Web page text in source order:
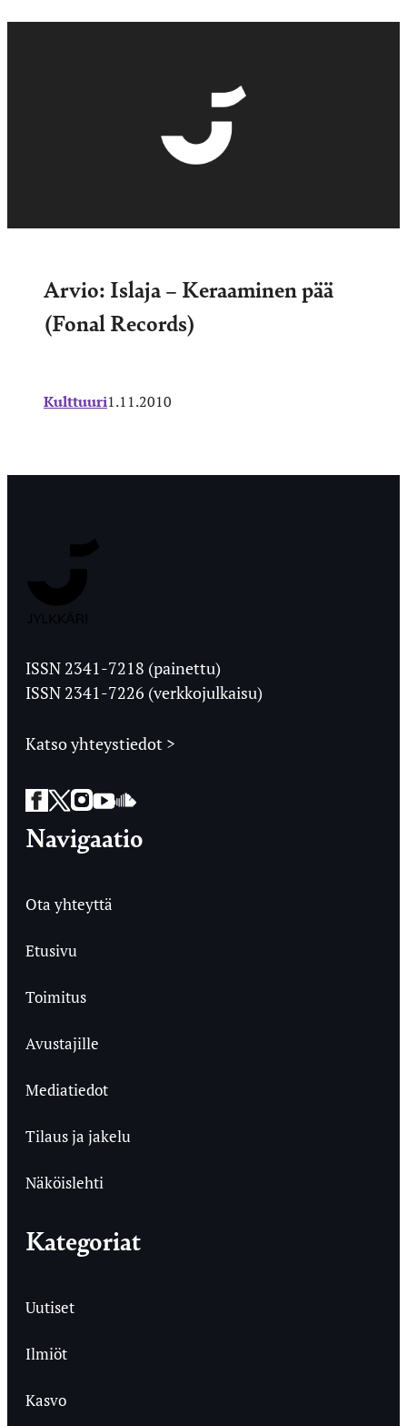
Arvio: Islaja – Keraaminen pää
(Fonal Records)
Kulttuuri1.11.2010
Ylioppilaslehti
ISSN 2341-7218 (painettu)
ISSN 2341-7226 (verkkojulkaisu)
Katso yhteystiedot >
Facebook
Twitter
Instagram
YouTube
SoundCloud
Navigaatio
Ota yhteyttä
Etusivu
Toimitus
Avustajille
Mediatiedot
Tilaus ja jakelu
Näköislehti
Kategoriat
Uutiset
Ilmiöt
Kasvo